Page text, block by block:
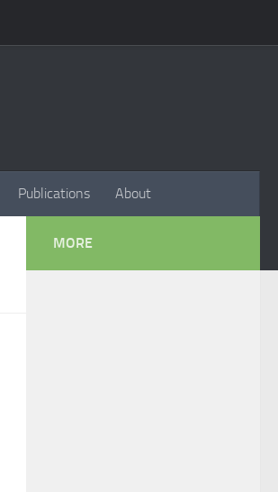
Publications About
MORE